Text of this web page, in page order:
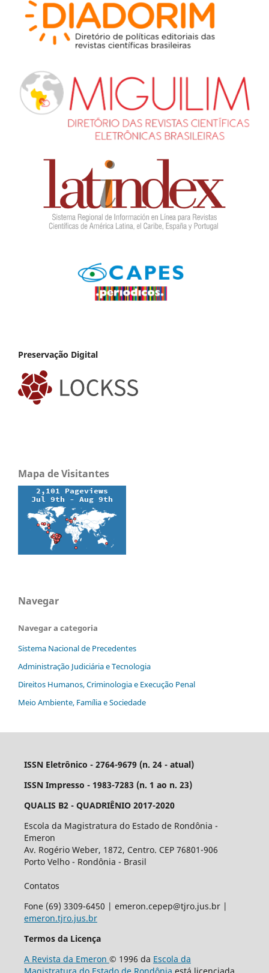
Preservação Digital
Mapa de Visitantes
Navegar
Navegar a categoria
Sistema Nacional de Precedentes
Administração Judiciária e Tecnologia
Direitos Humanos, Criminologia e Execução Penal
Meio Ambiente, Família e Sociedade
ISSN Eletrônico - 2764-9679 (n. 24 - atual)
ISSN Impresso - 1983-7283 (n. 1 ao n. 23)
QUALIS B2 - QUADRIÊNIO 2017-2020
Escola da Magistratura do Estado de Rondônia -
Emeron
Av. Rogério Weber, 1872, Centro. CEP 76801-906
Porto Velho - Rondônia - Brasil
Contatos
Fone (69) 3309-6450 | emeron.cepep@tjro.jus.br |
emeron.tjro.jus.br
Termos da Licença
A Revista da Emeron © 1996 da Escola da
Magistratura do Estado de Rondônia está licenciada